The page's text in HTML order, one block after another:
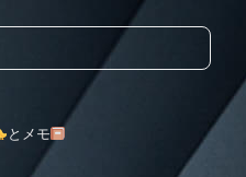
とメモ